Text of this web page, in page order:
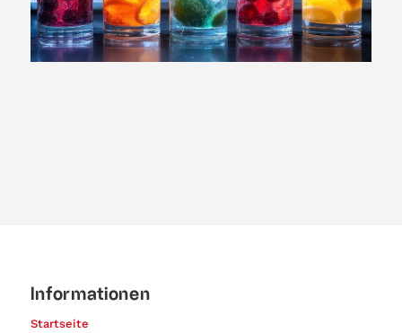
Informationen
Startseite